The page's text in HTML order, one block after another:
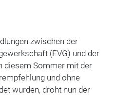
zwischen der
(EVG) und der
diesem Sommer mit der
und ohne
wurden, droht nun der